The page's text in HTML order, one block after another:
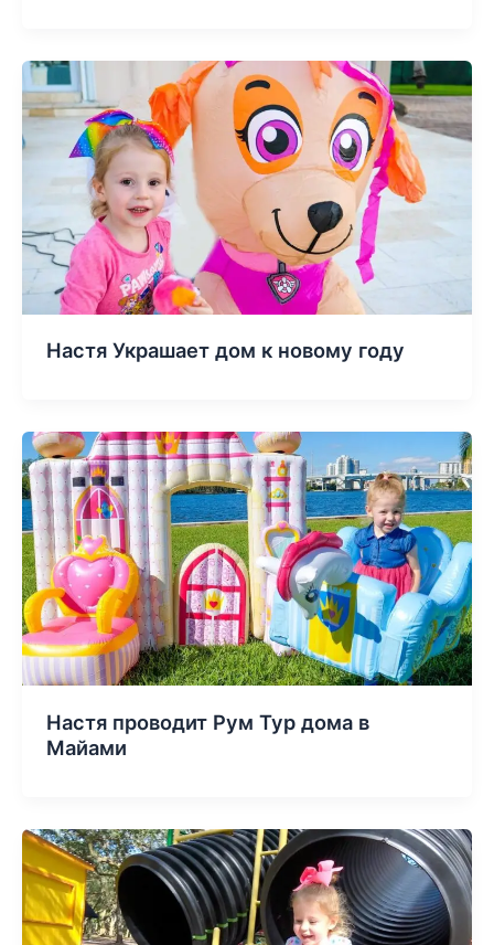
Настя Украшает дом к новому году
Настя проводит Рум Тур дома в
Майами